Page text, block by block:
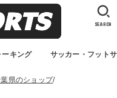
ーキング サッカー・フット
SEARCH
県のショップ